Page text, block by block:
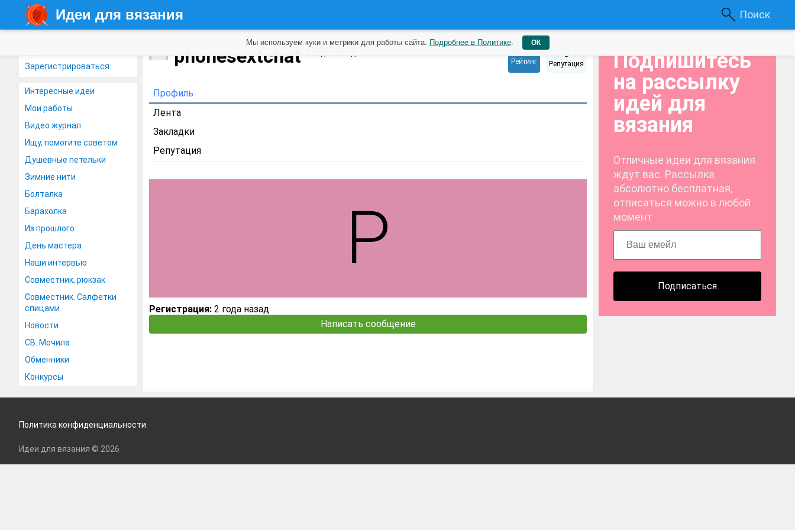
Идеи для вязания Поиск
Зарегистрироваться
Интересные идеи
Мои работы
Видео журнал
Ищу, помогите советом
Душевные петельки
Зимние нити
Болталка
Барахолка
Из прошлого
День мастера
Наши интервью
Совместник, рюкзак
Совместник. Салфетки
спицами
Новости
СВ. Мочила
Обменники
Конкурсы
phonesextchat 0
Рейтинг
0
Репутация
Профиль
Лента
Закладки
Репутация
Регистрация: 2 года назад
Написать сообщение
Подпишитесь
на рассылку
идей для
вязания
Отличные идеи для вязания
ждут вас. Рассылка
абсолютно бесплатная,
отписаться можно в любой
момент
Подписаться
Мы используем куки и метрики для работы сайта. Подробнее в Политике. ОК
Политика конфиденциальности
Идеи для вязания © 2026